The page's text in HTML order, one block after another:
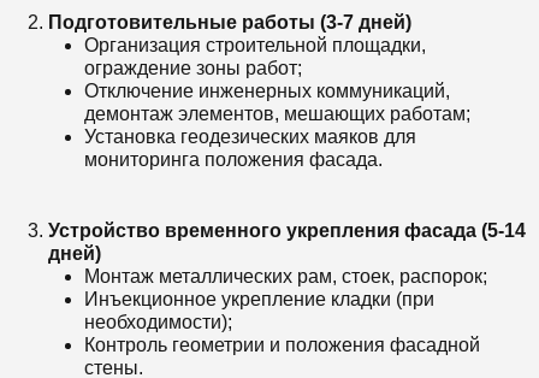
Подготовительные работы (3-7 дней)
Организация строительной площадки,
ограждение зоны работ;
Отключение инженерных коммуникаций,
демонтаж элементов, мешающих работам;
Установка геодезических маяков для
мониторинга положения фасада.
Устройство временного укрепления фасада (5-14
дней)
Монтаж металлических рам, стоек, распорок;
Инъекционное укрепление кладки (при
необходимости);
Контроль геометрии и положения фасадной
стены.